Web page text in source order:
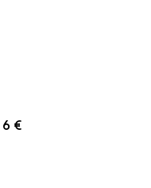
6 €